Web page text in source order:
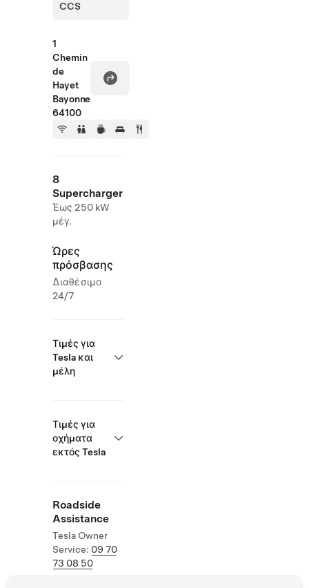
CCS
1
Chemin
de
Hayet
Bayonne
64100
8
Supercharger
Έως 250 kW
μέγ.
Ώρες
πρόσβασης
Διαθέσιμο
24/7
Τιμές για
Tesla και
μέλη
Τιμές για
οχήματα
εκτός Tesla
Roadside
Assistance
Tesla Owner
Service: 09 70
73 08 50